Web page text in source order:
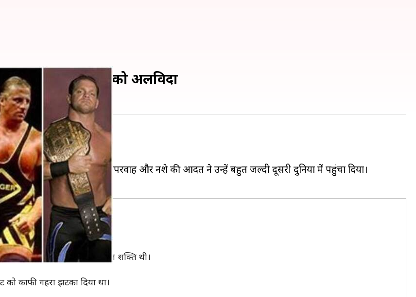
दिया था दुनिया को अलविदा
का काम किया है।
काफी कठिन होता है।
तो कुछ ऐसे भी हैं जिनकी लापरवाह और नशे की आदत ने उन्हें बहुत जल्दी दूसरी दुनिया में पहुंचा दिया।
गुरेरो।
ही उनके पास जबरदस्त टेक्निकल शक्ति थी।
को काफी गहरा झटका दिया था।